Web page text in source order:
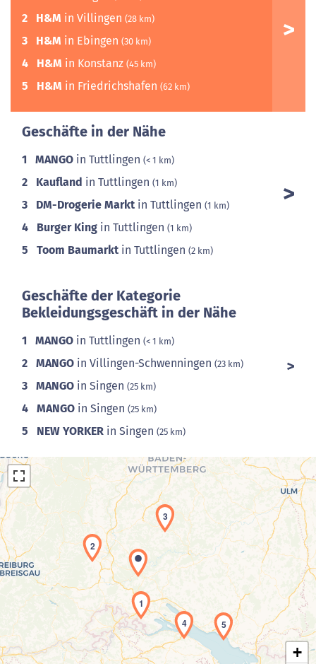
2 H&M in Villingen (28 km)
3 H&M in Ebingen (30 km)
4 H&M in Konstanz (45 km)
5 H&M in Friedrichshafen (62 km)
Geschäfte in der Nähe
1 MANGO in Tuttlingen (< 1 km)
2 Kaufland in Tuttlingen (1 km)
3 DM-Drogerie Markt in Tuttlingen (1 km)
4 Burger King in Tuttlingen (1 km)
5 Toom Baumarkt in Tuttlingen (2 km)
Geschäfte der Kategorie
Bekleidungsgeschäft in der Nähe
1 MANGO in Tuttlingen (< 1 km)
2 MANGO in Villingen-Schwenningen (23 km)
3 MANGO in Singen (25 km)
4 MANGO in Singen (25 km)
5 NEW YORKER in Singen (25 km)
Laden der Karte...
1
2
3
4 5
+